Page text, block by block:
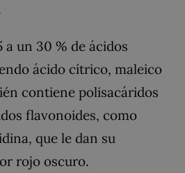
a un 30 % de ácidos
ácido cítrico, maleico
contiene polisacáridos
flavonoides, como
que le dan su
rojo oscuro.